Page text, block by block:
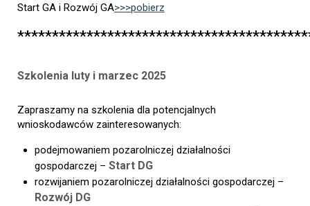
Start GA i Rozwój GA>>>pobierz
Szkolenia luty i marzec 2025
Zapraszamy na szkolenia dla potencjalnych
wnioskodawców zainteresowanych:
podejmowaniem pozarolniczej działalności
gospodarczej – Start DG
rozwijaniem pozarolniczej działalności gospodarczej –
Rozwój DG